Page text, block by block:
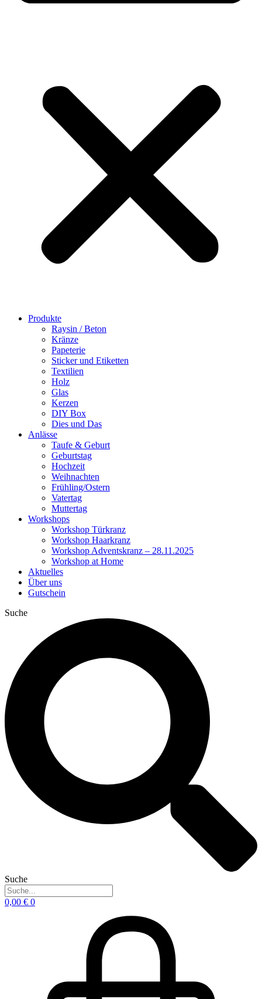
Produkte
Raysin / Beton
Kränze
Papeterie
Sticker und Etiketten
Textilien
Holz
Glas
Kerzen
DIY Box
Dies und Das
Anlässe
Taufe & Geburt
Geburtstag
Hochzeit
Weihnachten
Frühling/Ostern
Vatertag
Muttertag
Workshops
Workshop Türkranz
Workshop Haarkranz
Workshop Adventskranz – 28.11.2025
Workshop at Home
Aktuelles
Über uns
Gutschein
Suche
Suche
0,00 € 0